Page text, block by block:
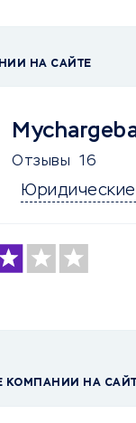
НА САЙТЕ
Отзывы 16
КОМПАНИИ НА